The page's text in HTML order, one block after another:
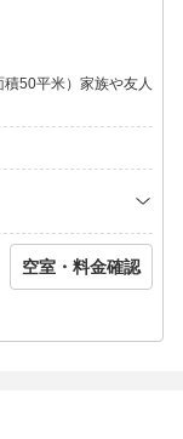
前日の18:00まで）
の間）とドリンクの
ス・カルピス・ウ
50平米）家族や友人
空室・料金確認